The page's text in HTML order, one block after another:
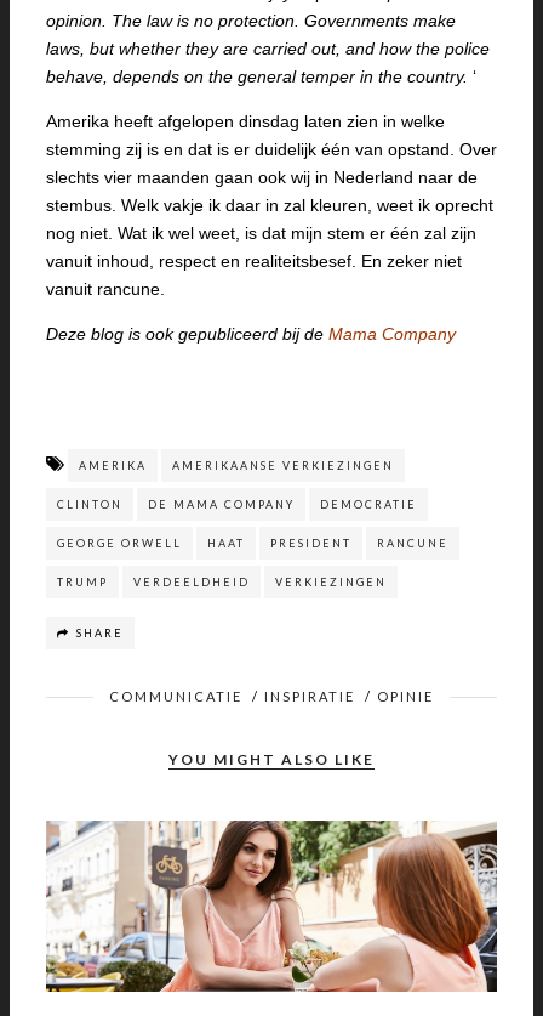
opinion. The law is no protection. Governments make
laws, but whether they are carried out, and how the police
behave, depends on the general temper in the country. ‘
Amerika heeft afgelopen dinsdag laten zien in welke
stemming zij is en dat is er duidelijk één van opstand. Over
slechts vier maanden gaan ook wij in Nederland naar de
stembus. Welk vakje ik daar in zal kleuren, weet ik oprecht
nog niet. Wat ik wel weet, is dat mijn stem er één zal zijn
vanuit inhoud, respect en realiteitsbesef. En zeker niet
vanuit rancune.
Deze blog is ook gepubliceerd bij de Mama Company
AMERIKA AMERIKAANSE VERKIEZINGEN
CLINTON DE MAMA COMPANY DEMOCRATIE
GEORGE ORWELL HAAT PRESIDENT RANCUNE
TRUMP VERDEELDHEID VERKIEZINGEN
SHARE
COMMUNICATIE / INSPIRATIE / OPINIE
YOU MIGHT ALSO LIKE